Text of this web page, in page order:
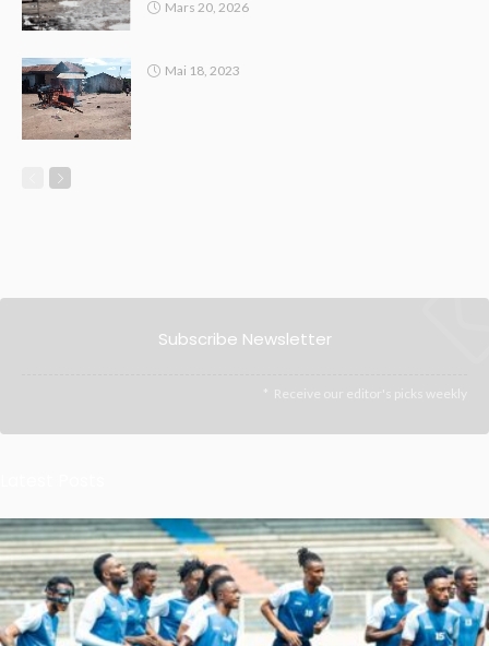
Mars 20, 2026
Mai 18, 2023
Subscribe Newsletter
Receive our editor's picks weekly